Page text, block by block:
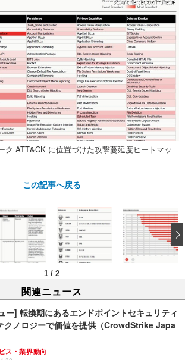
ク ATT&CK に位置づけた攻撃蔓延度ヒートマッ
この記事へ戻る
1 / 2
関連ニュース
ー] 転換期にあるエンドポイントセキュリティ
クノロジーで価値を提供（CrowdStrike Japa
ス・業界動向